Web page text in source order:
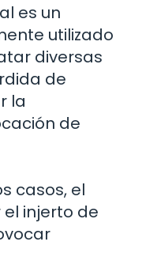
es un
utilizado
diversas
de
la
de
casos, el
injerto de